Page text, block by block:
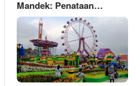
Mandek: Penataan…